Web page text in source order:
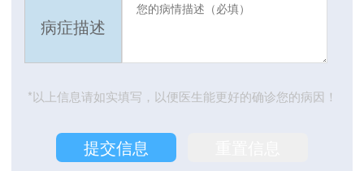
病症描述
*以上信息请如实填写，以便医生能更好的确诊您的病因！